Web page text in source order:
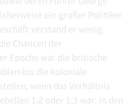
ein großer Politiker
verstand er wenig.
Chancen der
Epoche war die britische
die koloniale
wenn das Verhältnis
1:2 oder 1:3 war; in den